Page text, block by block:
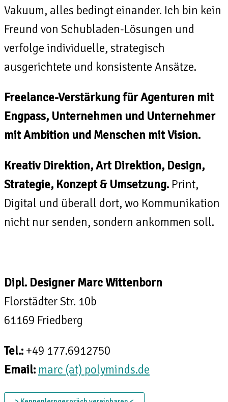
Vakuum, alles bedingt einander. Ich bin kein
Freund von Schubladen-Lösungen und
verfolge individuelle, strategisch
ausgerichtete und konsistente Ansätze.
Freelance-Verstärkung für Agenturen mit
Engpass, Unternehmen und Unternehmer
mit Ambition und Menschen mit Vision.
Kreativ Direktion, Art Direktion, Design,
Strategie, Konzept & Umsetzung. Print,
Digital und überall dort, wo Kommunikation
nicht nur senden, sondern ankommen soll.
Dipl. Designer Marc Wittenborn
Florstädter Str. 10b
61169 Friedberg
Tel.: +49 177.6912750
Email: marc (at) polyminds.de